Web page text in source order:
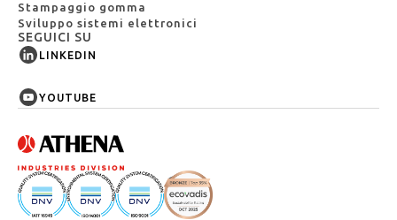
Stampaggio gomma
Sviluppo sistemi elettronici
SEGUICI SU
LINKEDIN
YOUTUBE